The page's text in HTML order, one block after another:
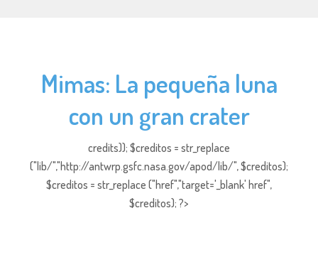
Mimas: La pequeña luna
con un gran crater
credits)); $creditos = str_replace
("lib/","http://antwrp.gsfc.nasa.gov/apod/lib/", $creditos);
$creditos = str_replace ("href","target='_blank' href",
$creditos); ?>